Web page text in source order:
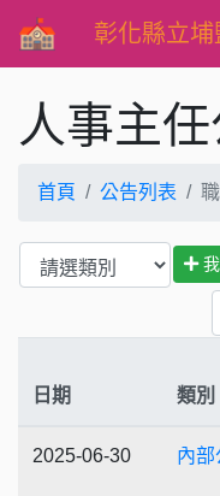
彰化縣立
人事主
首頁 公告列表
我
日期 類別
2025-06-30 內部